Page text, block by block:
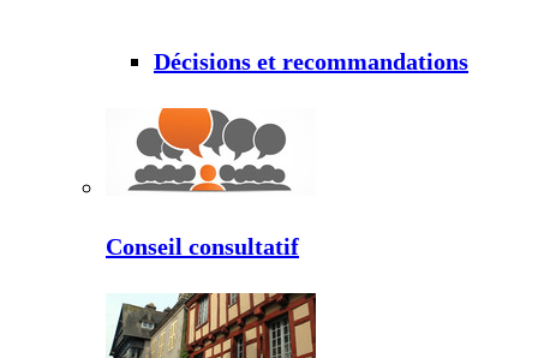
Décisions et recommandations
Conseil consultatif